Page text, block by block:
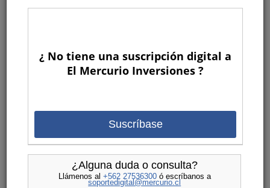
¿ No tiene una suscripción digital a
El Mercurio Inversiones ?
Suscríbase
¿Alguna duda o consulta?
Llámenos al +562 27536300ó escríbanos a
soportedigital@mercurio.cl